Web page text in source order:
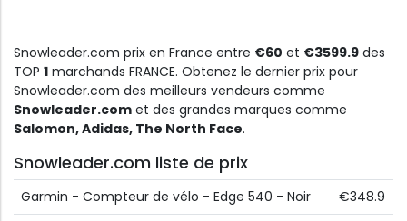
Snowleader.com prix en France entre €60 et €3599.9 des
TOP 1 marchands FRANCE. Obtenez le dernier prix pour
Snowleader.com des meilleurs vendeurs comme
Snowleader.com et des grandes marques comme
Salomon, Adidas, The North Face.
Snowleader.com liste de prix
Garmin - Compteur de vélo - Edge 540 - Noir
€348.9